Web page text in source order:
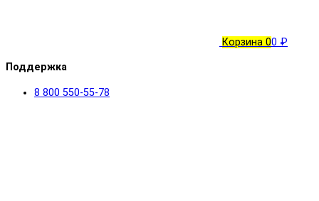
Корзина 00 ₽
Поддержка
8 800 550-55-78